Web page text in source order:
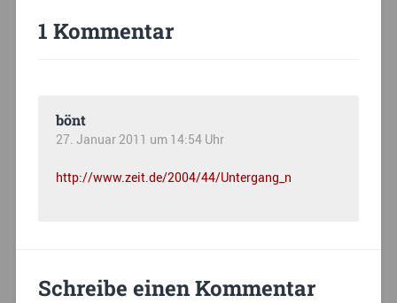
1 Kommentar
bönt
27. Januar 2011 um 14:54 Uhr
http://www.zeit.de/2004/44/Untergang_n
Schreibe einen Kommentar